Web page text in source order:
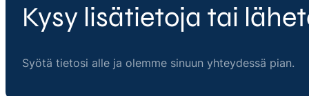
Kysy lisätietoja tai
Syötä tietosi alle ja olemme sinuun yhteydessä pian.